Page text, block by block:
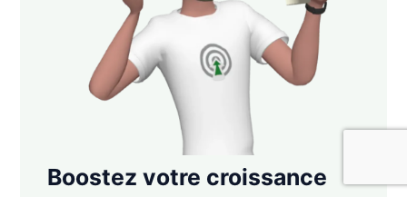
Boostez votre croissance